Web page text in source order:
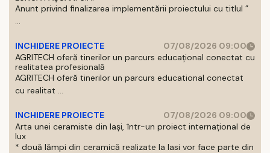
Anunt privind finalizarea implementării proiectului cu titlul ”
...
INCHIDERE PROIECTE
07/08/2026 09:00
AGRITECH oferă tinerilor un parcurs educațional conectat cu
realitatea profesională
AGRITECH oferă tinerilor un parcurs educational conectat
cu realitat ...
INCHIDERE PROIECTE
07/08/2026 09:00
Arta unei ceramiste din Iași, într-un proiect internațional de
lux
* două lămpi din ceramică realizate la Iasi vor face parte din